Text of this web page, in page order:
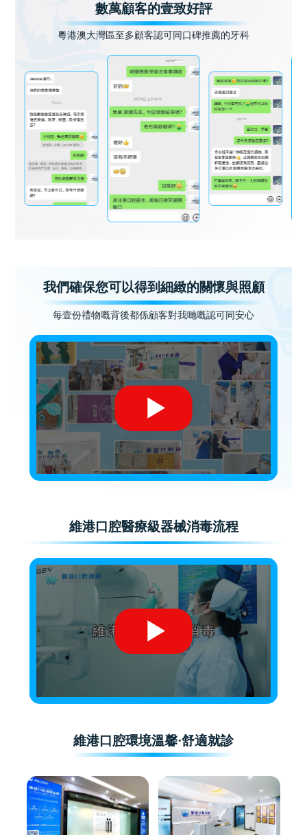
數萬顧客的壹致好評
粵港澳大灣區至多顧客認可同口碑推薦的牙科
我們確保您可以得到細緻的關懷與照顧
每壹份禮物嘅背後都係顧客對我哋嘅認可同安心
維港口腔醫療級器械消毒流程
維港口腔環境溫馨·舒適就診